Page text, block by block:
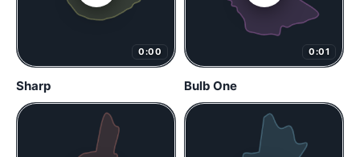
0:00
Sharp
0:01
Bulb One